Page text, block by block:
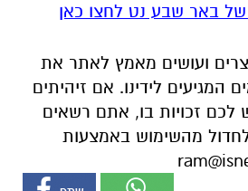
באר שבע נט לחצו כאן
ועושים מאמץ לאתר את
המגיעים לידינו. אם זיהיתים
לכם זכויות בו, אתם רשאים
מהשימוש באמצעות